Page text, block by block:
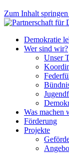
Zum Inhalt springen
Demokratie
Wer sind wir?
Unser
Was machen
Förderung
Projekte